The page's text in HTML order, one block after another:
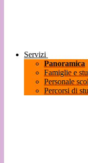
Servizi
Panoramica
Famiglie e
Personale
Percorsi di